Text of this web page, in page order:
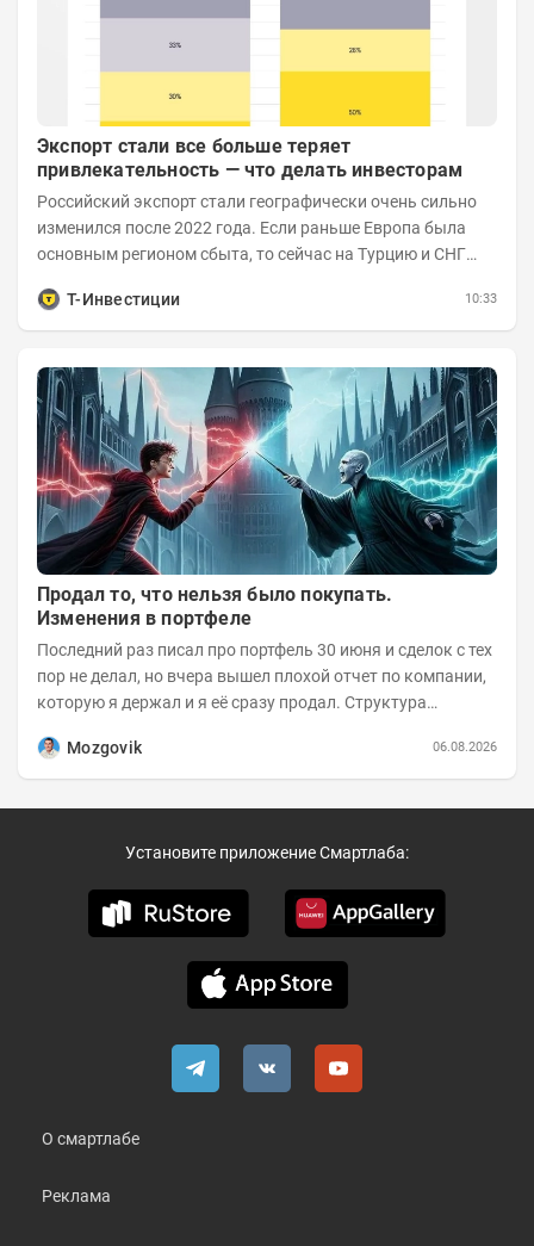
Экспорт стали все больше теряет
привлекательность — что делать инвесторам
Российский экспорт стали географически очень сильно
изменился после 2022 года. Если раньше Европа была
основным регионом сбыта, то сейчас на Турцию и СНГ
Т-Инвестиции
10:33
Продал то, что нельзя было покупать.
Изменения в портфеле
Последний раз писал про портфель 30 июня и сделок с тех
пор не делал, но вчера вышел плохой отчет по компании,
которую я держал и я её сразу продал. Структура
Mozgovik
06.08.2026
Установите приложение Смартлаба:
О смартлабе
Реклама